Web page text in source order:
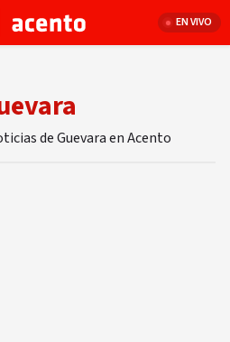
EN VIVO
de Guevara en Acento